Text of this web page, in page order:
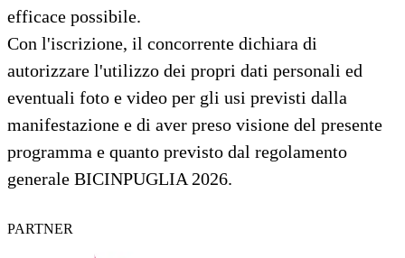
efficace possibile.
Con l'iscrizione, il concorrente dichiara di
autorizzare l'utilizzo dei propri dati personali ed
eventuali foto e video per gli usi previsti dalla
manifestazione e di aver preso visione del presente
programma e quanto previsto dal regolamento
generale BICINPUGLIA 2026.
PARTNER